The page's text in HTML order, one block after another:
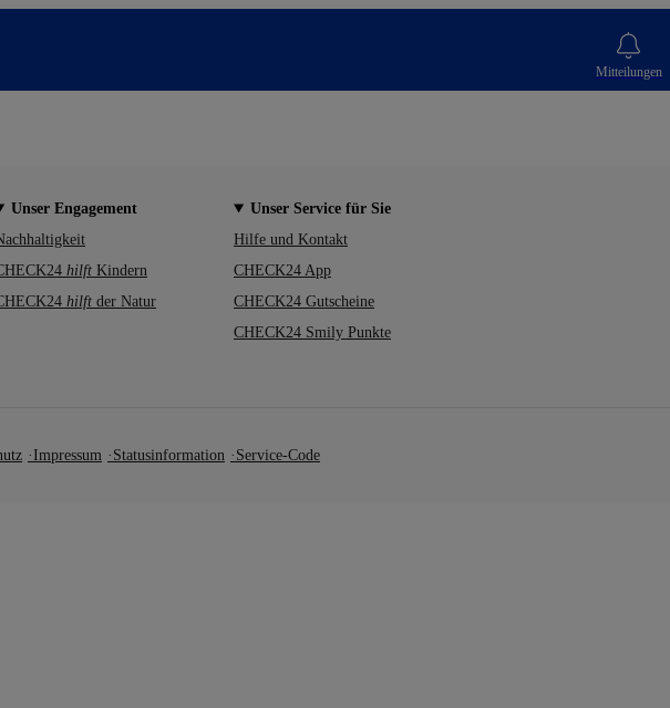
Mitteilungen
Unser Engagement
hilft Kindern
hilft der Natur
Unser Service für Sie
Hilfe und Kontakt
CHECK24 App
CHECK24 Gutscheine
CHECK24 Smily Punkte
Impressum Statusinformation Service-Code